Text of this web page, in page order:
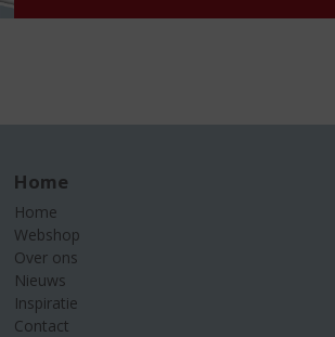
Home
Home
Webshop
Over ons
Nieuws
Inspiratie
Contact